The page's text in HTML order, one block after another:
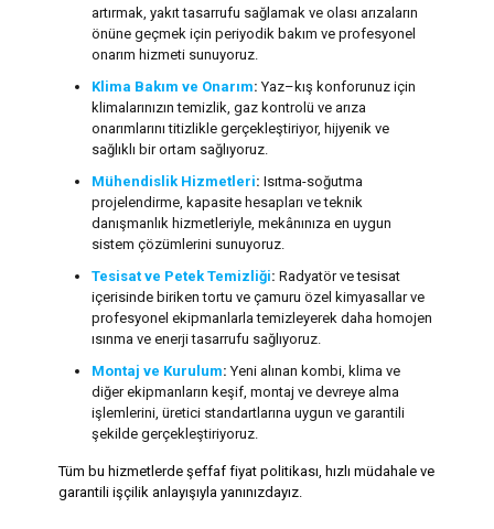
artırmak, yakıt tasarrufu sağlamak ve olası arızaların
önüne geçmek için periyodik bakım ve profesyonel
onarım hizmeti sunuyoruz.
Klima Bakım ve Onarım: Yaz–kış konforunuz için
klimalarınızın temizlik, gaz kontrolü ve arıza
onarımlarını titizlikle gerçekleştiriyor, hijyenik ve
sağlıklı bir ortam sağlıyoruz.
Mühendislik Hizmetleri: Isıtma-soğutma
projelendirme, kapasite hesapları ve teknik
danışmanlık hizmetleriyle, mekânınıza en uygun
sistem çözümlerini sunuyoruz.
Tesisat ve Petek Temizliği: Radyatör ve tesisat
içerisinde biriken tortu ve çamuru özel kimyasallar ve
profesyonel ekipmanlarla temizleyerek daha homojen
ısınma ve enerji tasarrufu sağlıyoruz.
Montaj ve Kurulum: Yeni alınan kombi, klima ve
diğer ekipmanların keşif, montaj ve devreye alma
işlemlerini, üretici standartlarına uygun ve garantili
şekilde gerçekleştiriyoruz.
Tüm bu hizmetlerde şeffaf fiyat politikası, hızlı müdahale ve
garantili işçilik anlayışıyla yanınızdayız.